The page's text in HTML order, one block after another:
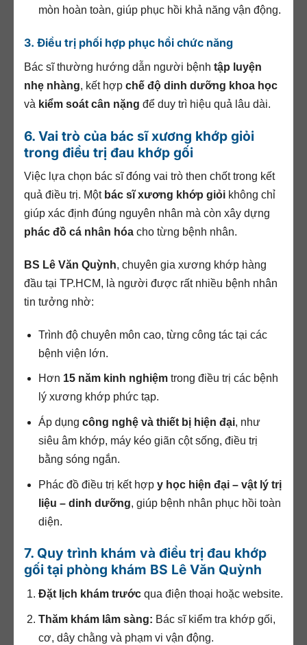
mòn hoàn toàn, giúp phục hồi khả năng vận động.
3. Điều trị phối hợp phục hồi chức năng
Bác sĩ thường hướng dẫn người bệnh tập luyện
nhẹ nhàng, kết hợp chế độ dinh dưỡng khoa học
và kiểm soát cân nặng để duy trì hiệu quả lâu dài.
6. Vai trò của bác sĩ xương khớp giỏi
trong điều trị đau khớp gối
Việc lựa chọn bác sĩ đóng vai trò then chốt trong kết
quả điều trị. Một bác sĩ xương khớp giỏi không chỉ
giúp xác định đúng nguyên nhân mà còn xây dựng
phác đồ cá nhân hóa cho từng bệnh nhân.
BS Lê Văn Quỳnh, chuyên gia xương khớp hàng
đầu tại TP.HCM, là người được rất nhiều bệnh nhân
tin tưởng nhờ:
Trình độ chuyên môn cao, từng công tác tại các
bệnh viện lớn.
Hơn 15 năm kinh nghiệmtrong điều trị các bệnh
lý xương khớp phức tạp.
Áp dụng công nghệ và thiết bị hiện đại, như
siêu âm khớp, máy kéo giãn cột sống, điều trị
bằng sóng ngắn.
Phác đồ điều trị kết hợp y học hiện đại – vật lý trị
liệu – dinh dưỡng, giúp bệnh nhân phục hồi toàn
diện.
7. Quy trình khám và điều trị đau khớp
gối tại phòng khám BS Lê Văn Quỳnh
Đặt lịch khám trướcqua điện thoại hoặc website.
Thăm khám lâm sàng: Bác sĩ kiểm tra khớp gối,
cơ, dây chằng và phạm vi vận động.